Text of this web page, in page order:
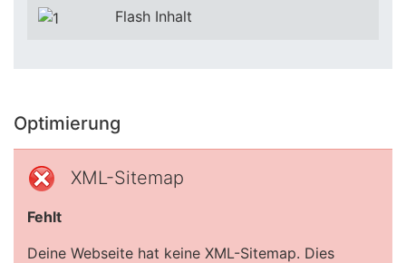
Flash Inhalt
Optimierung
XML-Sitemap
Fehlt
Deine Webseite hat keine XML-Sitemap. Dies